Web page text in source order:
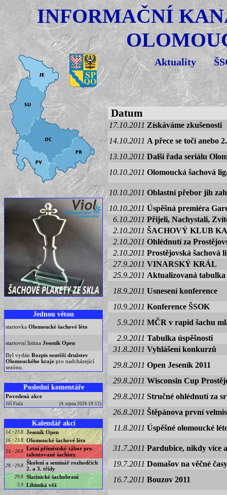
INFORMAČNÍ
Jednou větou
startovka Olomoucké šachové léto
startovní listina Jeseník Open
Byl vydán Rozpis soutěží družstev
Olomouckého kraje pro nadcházející
sezónu.
Poslední komentáře
Povedená akce
Jiří Fiala (4. srpna 2026 19:12)
Kalendář akcí
14.−23.8. Jeseník Open
16.−23.8. Olomoucké šachové léto
24.−28.8. Letní příměstský tábor pro
talentované šachisty
28.−29.8. Školení a seminář rozhodčích
2. a 3. třídy
29.8. Slatinické šachobraní
5.9. Libinská věž
Aktuality
Datum
17.10.2011 Získáváme zkušenosti
14.10.2011 A přece se točí anebo
13.10.2011 Další řada seriálu
10.10.2011 Olomoucká šachová
10.10.2011 Oblastní přebor jih
10.10.2011 Úspěšná premiéra
6.10.2011 Přijeli, Nachystali,
2.10.2011 ŠACHOVÝ KLUB
2.10.2011 Ohlédnutí za
2.10.2011 Prostějovská šachová
27.9.2011 VINARSKÝ KRÁL
25.9.2011 Aktualizovaná tabulka
18.9.2011 Usnesení konference
10.9.2011 Konference ŠSOK
5.9.2011 MČR v rapid šachu
2.9.2011 Tabulka úspěšnosti
31.8.2011 Vyhlášení konkurzů
29.8.2011 Open Jeseník 2011
29.8.2011 Wisconsin Cup
29.8.2011 Stručné ohlédnutí za
26.8.2011 Štěpánova první
11.8.2011 Úspěšné olomoucké
31.7.2011 Pardubice, nikdy více
19.7.2011 Domašov na věčné
16.7.2011 Bouzov 2011